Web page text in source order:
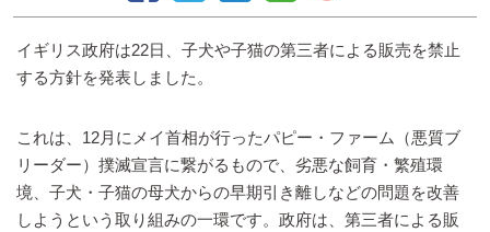
イギリス政府は22日、子犬や子猫の第三者による販売を禁止
する方針を発表しました。
これは、12月にメイ首相が行ったパピー・ファーム（悪質ブ
リーダー）撲滅宣言に繋がるもので、劣悪な飼育・繁殖環
境、子犬・子猫の母犬からの早期引き離しなどの問題を改善
しようという取り組みの一環です。政府は、第三者による販